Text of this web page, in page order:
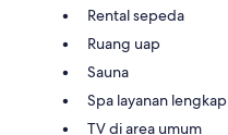
Rental sepeda
Ruang uap
Sauna
Spa layanan lengkap
TV di area umum